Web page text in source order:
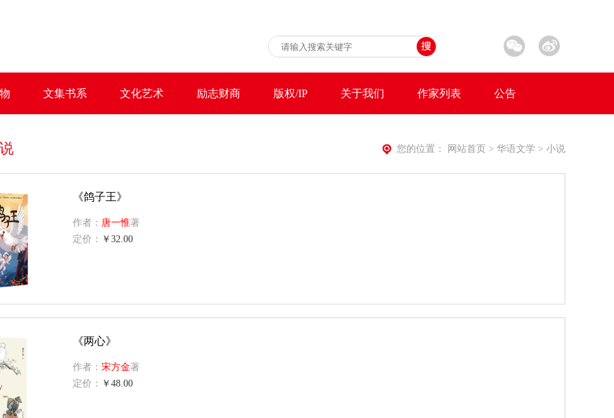
文集书系 文化艺术 励志财商 版权/IP 关于我们 作家列表 公告
您的位置： 网站首页 > 华语文学 > 小说
《鸽子王》
作者： 唐一惟著
定价： ￥32.00
《两心》
作者： 宋方金著
定价： ￥48.00